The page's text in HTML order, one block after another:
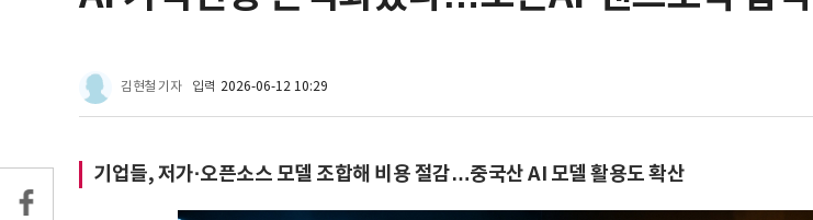
김현철 기자 입력 2026-06-12 10:29
기업들, 저가·오픈소스 모델 조합해 비용 절감…중국산 AI 모델 활용도 확산